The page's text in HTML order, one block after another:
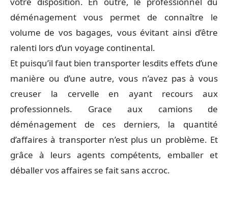
déménagement vous permet de connaître le
volume de vos bagages, vous évitant ainsi d’être
ralenti lors d’un voyage continental.
Et puisqu’il faut bien transporter lesdits effets d’une
manière ou d’une autre, vous n’avez pas à vous
creuser la cervelle en ayant recours aux
professionnels. Grace aux camions de
déménagement de ces derniers, la quantité
d’affaires à transporter n’est plus un problème. Et
grâce à leurs agents compétents, emballer et
déballer vos affaires se fait sans accroc.